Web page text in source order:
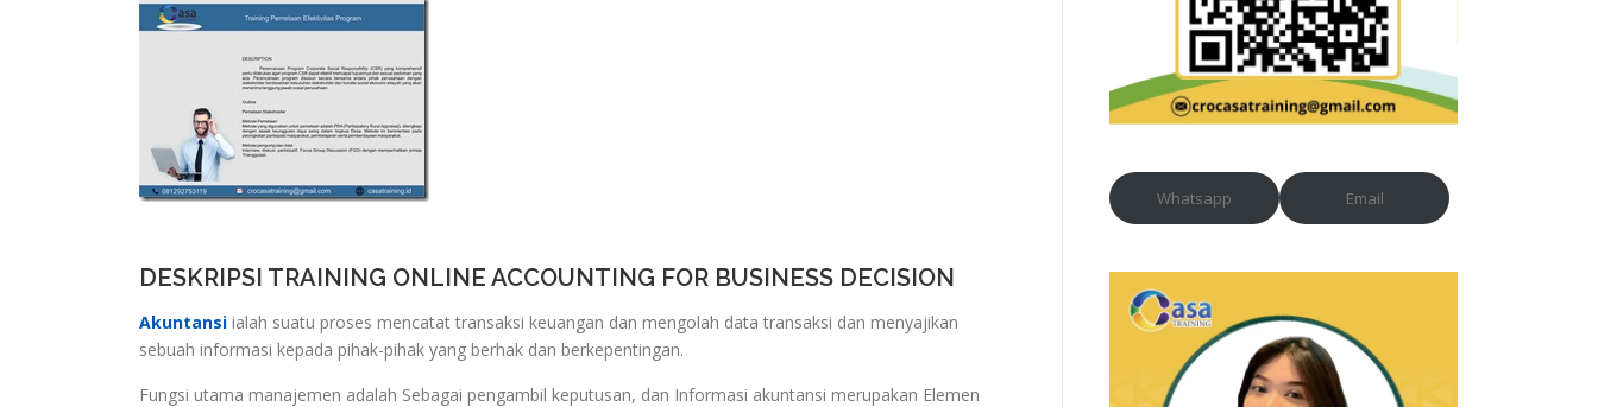
DESKRIPSI TRAINING ONLINE ACCOUNTING FOR BUSINESS DECISION
Akuntansi ialah suatu proses mencatat transaksi keuangan dan mengolah data transaksi dan menyajikan
sebuah informasi kepada pihak-pihak yang berhak dan berkepentingan.
Fungsi utama manajemen adalah Sebagai pengambil keputusan, dan Informasi akuntansi merupakan Elemen
Whatsapp Email